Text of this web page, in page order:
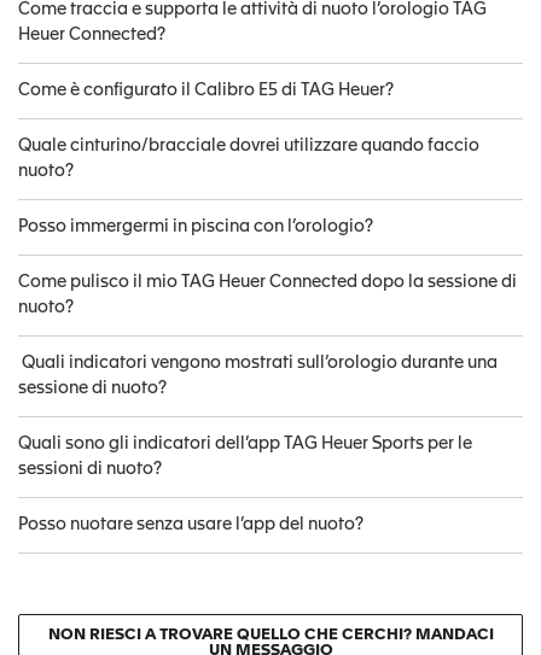
Come traccia e supporta le attività di nuoto l’orologio TAG
Heuer Connected?
Come è configurato il Calibro E5 di TAG Heuer?
Quale cinturino/bracciale dovrei utilizzare quando faccio
nuoto?
Posso immergermi in piscina con l’orologio?
Come pulisco il mio TAG Heuer Connected dopo la sessione di
nuoto?
Quali indicatori vengono mostrati sull’orologio durante una
sessione di nuoto?
Quali sono gli indicatori dell’app TAG Heuer Sports per le
sessioni di nuoto?
Posso nuotare senza usare l’app del nuoto?
NON RIESCI A TROVARE QUELLO CHE CERCHI? MANDACI
UN MESSAGGIO